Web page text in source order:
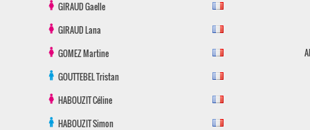
GIRAUDGaelle
GIRAUDLana
GOMEZMartine
GOUTTEBELTristan
HABOUZITCéline
HABOUZITSimon